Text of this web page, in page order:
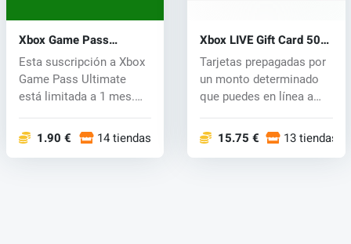
Xbox Game Pass
Ultimate Key 1 mes
Esta suscripción a Xbox
Game Pass Ultimate
está limitada a 1 mes.
1.90 € 14 tiendas
Xbox LIVE Gift Card 50
EUR
Tarjetas prepagadas por
un monto determinado
que puedes en línea a
15.75 € 13 tiendas